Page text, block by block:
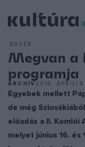
EGYÉB
Megvan a
programja
ARCHÍV2016. ÁPRILIS
Egyebek mellett
de még
előadás a II. Komlói
melyet június 16.